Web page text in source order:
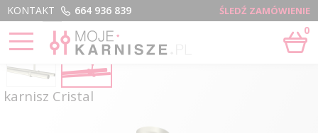
Menu
KONTAKT ŚLEDŹ ZAMÓWIENIE
664 936 839
0
karnisz Cristal